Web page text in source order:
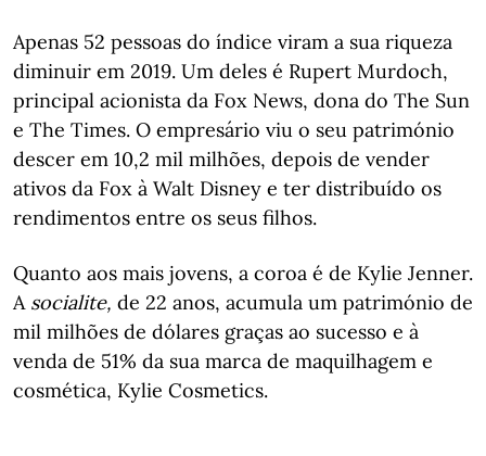
Apenas 52 pessoas do índice viram a sua riqueza
diminuir em 2019. Um deles é Rupert Murdoch,
principal acionista da Fox News, dona do The Sun
e The Times. O empresário viu o seu património
descer em 10,2 mil milhões, depois de vender
ativos da Fox à Walt Disney e ter distribuído os
rendimentos entre os seus filhos.
Quanto aos mais jovens, a coroa é de Kylie Jenner.
A socialite, de 22 anos, acumula um património de
mil milhões de dólares graças ao sucesso e à
venda de 51% da sua marca de maquilhagem e
cosmética, Kylie Cosmetics.